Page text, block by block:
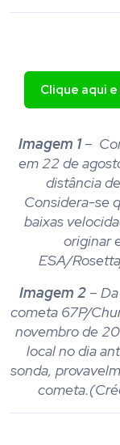
Clique aqui
Imagem 1–
em 22 de
distância
Considera-se
baixas
originar
ESA/
Imagem 2 –
cometa 67P/
novembro de
local no dia
sonda,